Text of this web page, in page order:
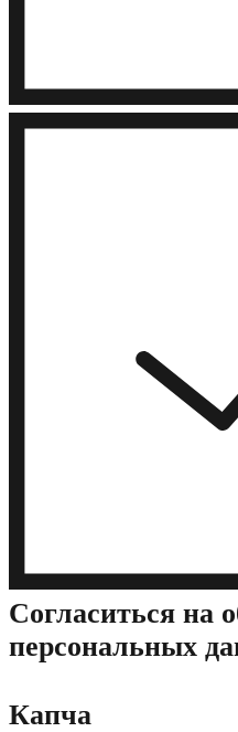
Cогласиться на
персональных
Капча